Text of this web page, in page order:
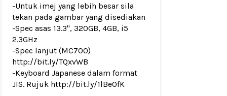
-Untuk imej yang lebih besar sila
tekan pada gambar yang disediakan
-Spec asas 13.3'', 320GB, 4GB, i5
2.3GHz
-Spec lanjut (MC700)
http://bit.ly/TQxvWB
-Keyboard Japanese dalam format
JIS. Rujuk http://bit.ly/1lBeOfK